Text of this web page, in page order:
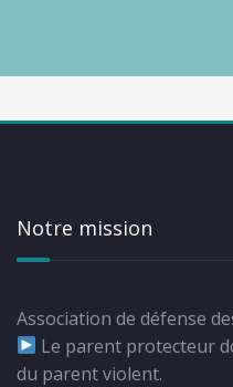
Notre mission
Association de défense
Le parent protecteur
du parent violent.